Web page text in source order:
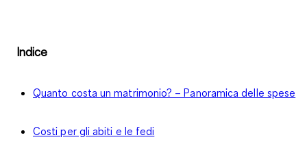
Indice
Quanto costa un matrimonio? – Panoramica delle spese
Costi per gli abiti e le fedi